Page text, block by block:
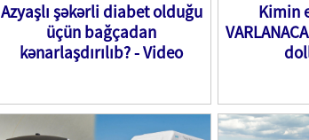
Azyaşlı şəkərli diabet olduğu
üçün bağçadan
kənarlaşdırılıb? - Video
Kimin